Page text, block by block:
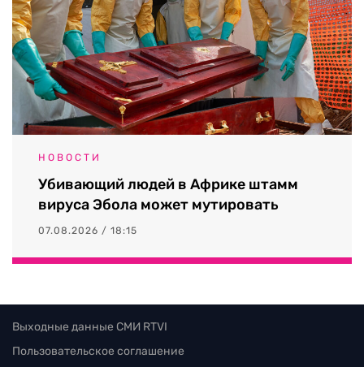
НОВОСТИ
Убивающий людей в Африке штамм
вируса Эбола может мутировать
07.08.2026 / 18:15
Выходные данные СМИ RTVI
Пользовательское соглашение